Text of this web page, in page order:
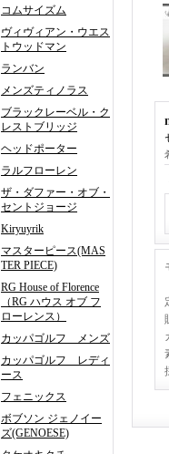
コムサイズム
ヴィヴィアン・ウエス
トウッドマン
ランバン
メンズティノラス
ブラックレーベル・ク
レストブリッジ
ヘッドポーター
ラルフローレン
ザ・ダファー・オブ・
セントジョージ
Kiryuyrik
マスターピース(MAS
TER PIECE)
RG House of Florence
（RG ハウス オブ フ
ローレンス）
カッパゴルフ メンズ
カッパゴルフ レディ
ース
フェニックス
ボブソン ジェノイー
ズ(GENOESE)